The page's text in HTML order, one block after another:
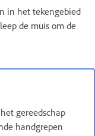
in het tekengebied
de muis om de
gereedschap
handgrepen